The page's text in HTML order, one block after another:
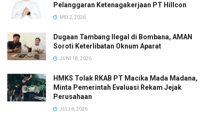
Pelanggaran Ketenagakerjaan PT Hillcon
MEI 2, 2026
Dugaan Tambang Ilegal di Bombana, AMAN
Soroti Keterlibatan Oknum Aparat
JUNI 18, 2026
HMKS Tolak RKAB PT Macika Mada Madana,
Minta Pemerintah Evaluasi Rekam Jejak
Perusahaan
JULI 6, 2026